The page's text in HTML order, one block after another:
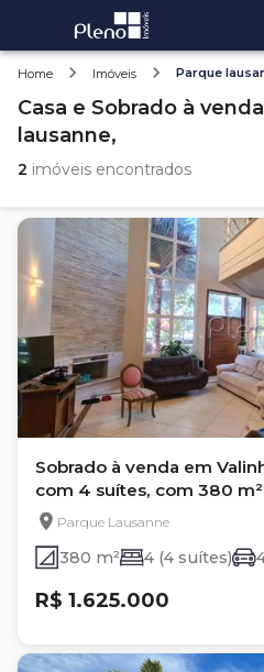
Home Imóveis Parque
Casa e Sobrado à venda
lausanne,
2 imóveis encontrados
Sobrado à venda em
com 4 suítes, com 380
Lausanne
Parque Lausanne
380 m² 4 (4 suítes)
R$ 1.625.000